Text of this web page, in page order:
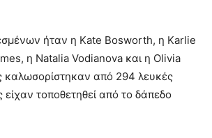
ήταν η Kate Bosworth, η Karlie
η Natalia Vodianova και η Olivia
καλωσορίστηκαν από 294 λευκές
είχαν τοποθετηθεί από το δάπεδο